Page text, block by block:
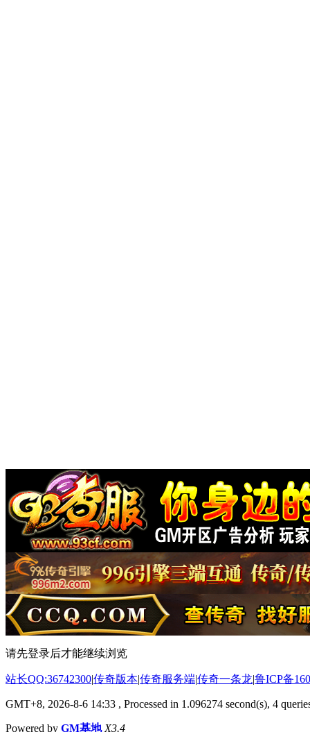
请先登录后才能继续浏览
站长QQ:36742300|传奇版本|传奇服务端|传奇一条龙|鲁ICP备
GMT+8, 2026-8-6 14:33 , Processed in 1.096274 second(s), 4
Powered by GM基地 X3.4